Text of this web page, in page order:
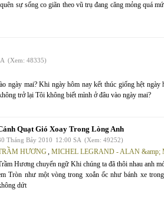
sự sống co giãn theo vũ trụ đang căng mỏng quá
(Xem: 48335)
ngày mai? Khi ngày hôm nay kết thúc giống hệt
trở lại Tôi không biết mình ở đâu vào ngày mai?
Quạt Gió Xoay Trong Lòng Anh
Tháng Bảy 2010 12:00 SA (Xem: 49252)
HƯƠNG, MICHEL LEGRAND - ALAN
Hương chuyển ngữ Khi chúng ta đã thôi nhau anh
Tròn như một vòng trong xoắn ốc như bánh xe
dứt